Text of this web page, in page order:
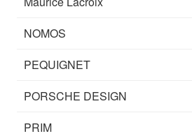
NOMOS
PEQUIGNET
PORSCHE DESIGN
PRIM